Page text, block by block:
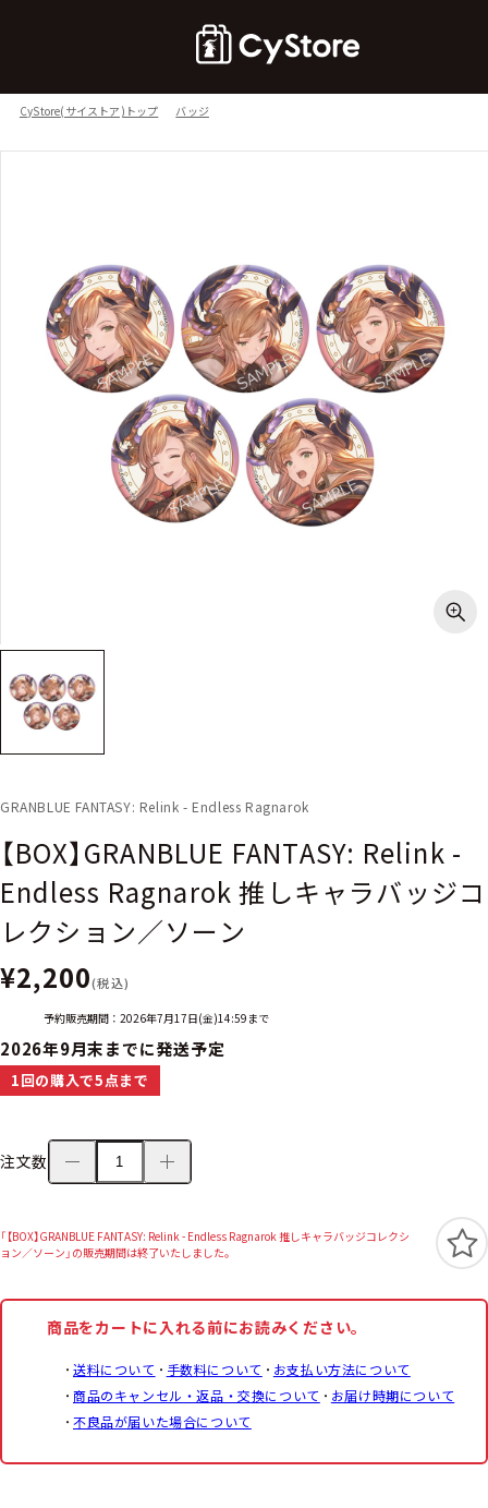
CyStore(サイストア)トップ バッジ
GRANBLUE FANTASY: Relink - Endless Ragnarok
【BOX】GRANBLUE FANTASY: Relink -
Endless Ragnarok 推しキャラバッジコ
レクション／ソーン
¥2,200(税込)
予約販売期間：2026年7月17日(金)14:59まで
2026年9月末までに発送予定
1回の購入で5点まで
注文数
「【BOX】GRANBLUE FANTASY: Relink - Endless Ragnarok 推しキャラバッジコレクシ
ョン／ソーン」の販売期間は終了いたしました。
商品をカートに入れる前にお読みください。
送料について 手数料について
お支払い方法について
商品のキャンセル・返品・交換について
お届け時期について
不良品が届いた場合について